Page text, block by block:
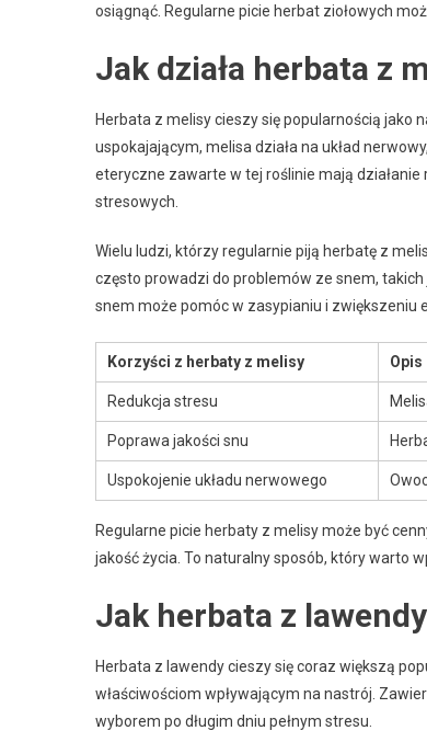
osiągnąć. Regularne picie herbat ziołowych
Jak działa herbata z
Herbata z melisy cieszy się popularnością jako
uspokajającym, melisa działa na układ
eteryczne zawarte w tej roślinie mają
stresowych.
Wielu ludzi, którzy regularnie piją herbatę z
często prowadzi do problemów ze snem,
snem może pomóc w zasypianiu i zwiększeniu
Korzyści z herbaty z melisy Opis
Redukcja stresu
Poprawa jakości snu
Uspokojenie układu nerwowego
Regularne picie herbaty z melisy może być
jakość życia. To naturalny sposób, który warto
Jak herbata z
Herbata z lawendy cieszy się coraz większą
właściwościom wpływającym na nastrój.
wyborem po długim dniu pełnym stresu.